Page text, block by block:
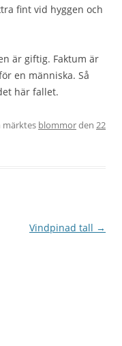
fint vid hyggen och
är giftig. Faktum är
en människa. Så
här fallet.
märktes blommorden 22
Vindpinad tall →